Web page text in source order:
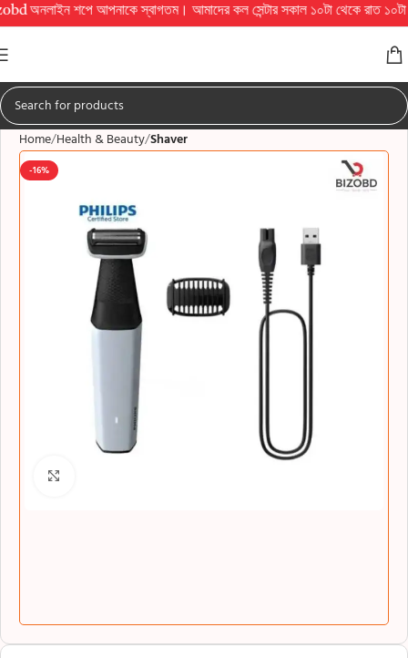
শপে আপনাকে স্বাগতম। আমাদের কল সেন্টার সকাল ১০টা থেকে রাত ১০টা পর্যন্ত
Home Health & Beauty Shaver
-16%